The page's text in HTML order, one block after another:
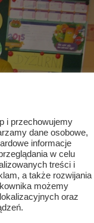
i przechowujemy
dane osobowe,
informacje
w celu
treści i
a także rozwijania
możemy
oraz